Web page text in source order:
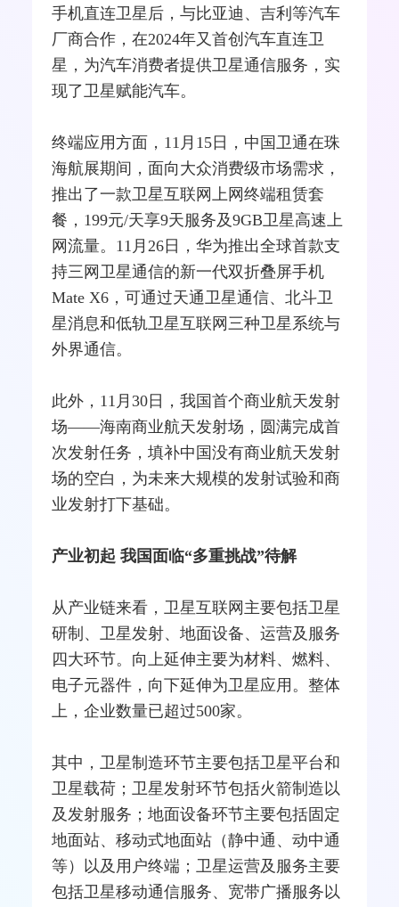
手机直连卫星后，与比亚迪 、吉利等汽车
厂商合作，在2024年又首创汽车直连卫
星，为汽车消费者提供卫星通信服务，实
现了卫星赋能汽车。
终端应用方面，11月15日， 中国卫通在珠
海航展期间，面向大众消费级市场需求，
推出了一款卫星互联网上网终端租赁套
餐，199元/天享9天服务及9GB卫星高速上
网流量。11月26日，华为推出全球首款支
持三网卫星通信的新一代双折叠屏手机
Mate X6，可通过天通卫星通信、北斗卫
星消息和低轨卫星互联网三种卫星系统与
外界通信。
此外，11月30日，我国首个商业航天发射
场——海南商业航天发射场，圆满完成首
次发射任务，填补中国没有商业航天发射
场的空白，为未来大规模的发射试验和商
业发射打下基础。
产业初起 我国面临“多重挑战”待解
从产业链来看，卫星互联网主要包括卫星
研制、卫星发射、地面设备、运营及服务
四大环节。向上延伸主要为材料、燃料、
电子元器件，向下延伸为卫星应用。整体
上，企业数量已超过500家。
其中，卫星制造环节主要包括卫星平台和
卫星载荷；卫星发射环节包括火箭制造以
及发射服务；地面设备环节主要包括固定
地面站、移动式地面站（静中通、动中通
等）以及用户终端；卫星运营及服务主要
包括卫星移动通信服务、宽带广播服务以